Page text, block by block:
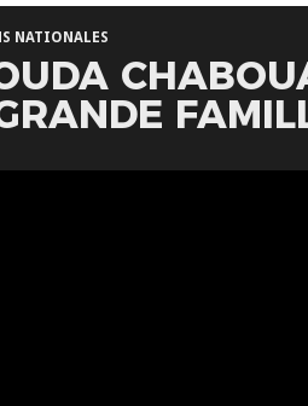
NATIONALES